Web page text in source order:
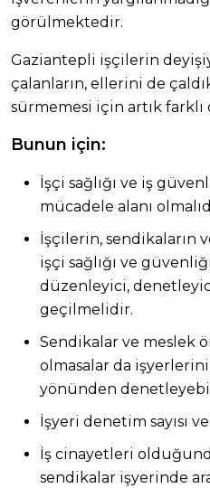
görülmektedir.
Gaziantepli işçilerin
çalanların, ellerini de
sürmemesi için artık farklı
Bunun için:
İşçi sağlığı ve iş
mücadele alanı
İşçilerin, sendikaların
işçi sağlığı ve
düzenleyici,
geçilmelidir.
Sendikalar ve meslek
olmasalar da
yönünden
İşyeri denetim sayısı
İş cinayetleri
sendikalar işyerinde